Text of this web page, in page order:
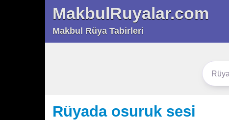
MakbulRuyalar.com
Makbul Rüya Tabirleri
Rüyada osuruk sesi